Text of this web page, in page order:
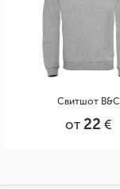
Свитшот B&C
от 22 €